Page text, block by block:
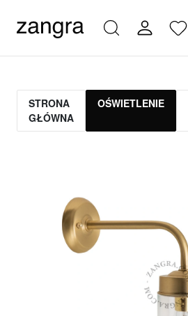
STRONA
GŁÓWNA
OŚWIETLENIE